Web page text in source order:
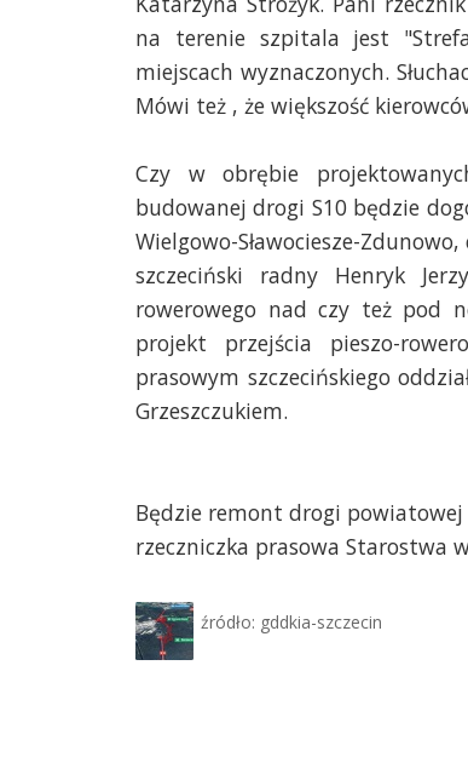
na terenie szpitala jest
miejscach wyznaczonych.
Mówi też , że większość
Czy w obrębie
budowanej drogi S10 będzie
Wielgowo-Sławociesze-
szczeciński radny Henryk
rowerowego nad czy też pod
projekt przejścia pieszo-
prasowym szczecińskiego
Grzeszczukiem.
Będzie remont drogi powiatowej
rzeczniczka prasowa Starostwa
źródło: gddkia-szczecin